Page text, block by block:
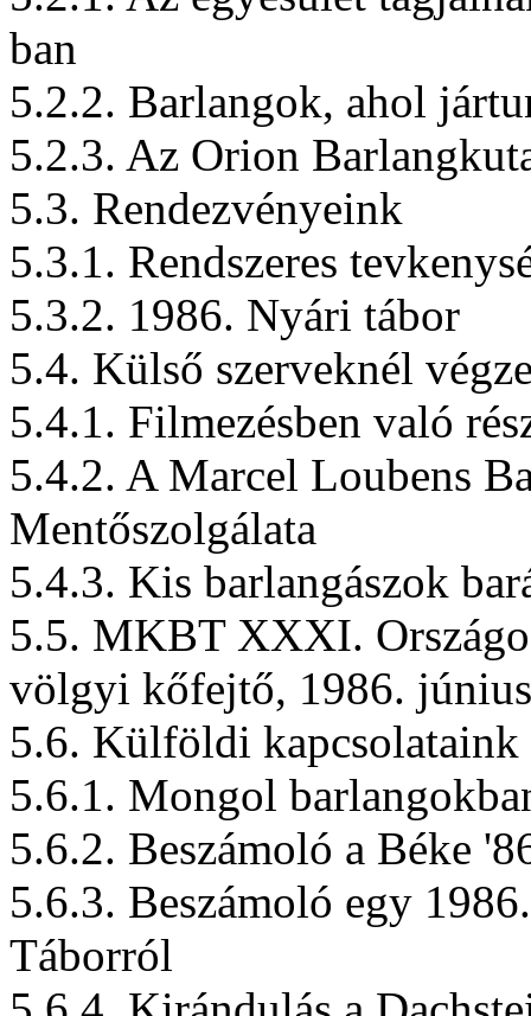
ban
5.2.2. Barlangok, ahol
5.2.3. Az Orion
5.3. Rendezvényeink
5.3.1. Rendszeres
5.3.2. 1986. Nyári tábor
5.4. Külső szerveknél
5.4.1. Filmezésben való
5.4.2. A Marcel Loubens
Mentőszolgálata
5.4.3. Kis barlangászok
5.5. MKBT XXXI.
völgyi kőfejtő, 1986.
5.6. Külföldi kapcsolataink
5.6.1. Mongol
5.6.2. Beszámoló a Béke
5.6.3. Beszámoló egy
Táborról